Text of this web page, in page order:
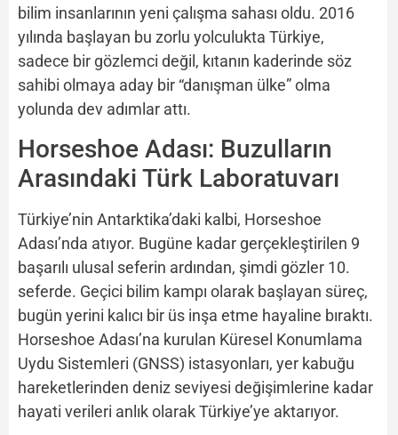
bilim insanlarının yeni çalışma sahası oldu. 2016
yılında başlayan bu zorlu yolculukta Türkiye,
sadece bir gözlemci değil, kıtanın kaderinde söz
sahibi olmaya aday bir “danışman ülke” olma
yolunda dev adımlar attı.
Horseshoe Adası: Buzulların
Arasındaki Türk Laboratuvarı
Türkiye’nin Antarktika’daki kalbi, Horseshoe
Adası’nda atıyor. Bugüne kadar gerçekleştirilen 9
başarılı ulusal seferin ardından, şimdi gözler 10.
seferde. Geçici bilim kampı olarak başlayan süreç,
bugün yerini kalıcı bir üs inşa etme hayaline bıraktı.
Horseshoe Adası’na kurulan Küresel Konumlama
Uydu Sistemleri (GNSS) istasyonları, yer kabuğu
hareketlerinden deniz seviyesi değişimlerine kadar
hayati verileri anlık olarak Türkiye’ye aktarıyor.